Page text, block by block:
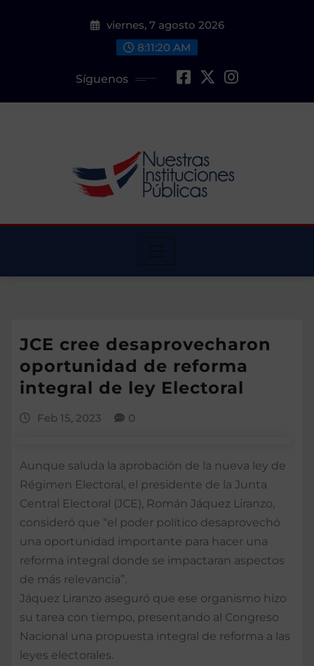
viernes, 7 agosto 2026
8:11:22 AM
Síguenos
JCE cree desaprovecharon
oportunidad de reforma
integral de ley Electoral
Feb 15, 2023 0
Aunque saluda la aprobación de la nueva ley de
Régimen Electoral, el presidente de la Junta
Central Electoral (JCE), Román Jáquez Liranzo,
consideró que “el poder político desaprovechó
una oportunidad importante para hacer una
reforma integral donde se impactaran aspectos
de más relevancia”.
Jáquez Liranzo aseguró que ese organismo hizo
su tarea con tiempo, presentando al Congreso
Nacional una propuesta integral de reforma a las
leyes electorales.